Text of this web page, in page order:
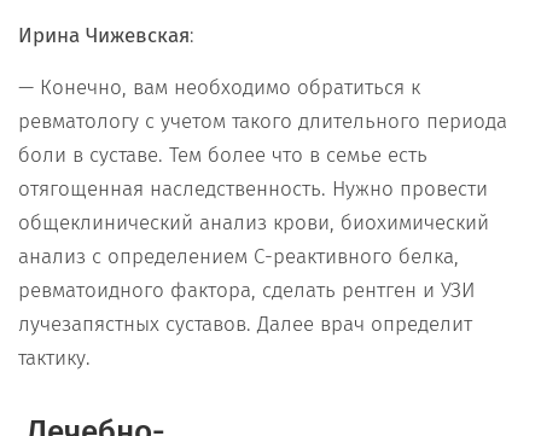
Ирина Чижевская:
— Конечно, вам необходимо обратиться к
ревматологу с учетом такого длительного периода
боли в суставе. Тем более что в семье есть
отягощенная наследственность. Нужно провести
общеклинический анализ крови, биохимический
анализ с определением С-реактивного белка,
ревматоидного фактора, сделать рентген и УЗИ
лучезапястных суставов. Далее врач определит
тактику.